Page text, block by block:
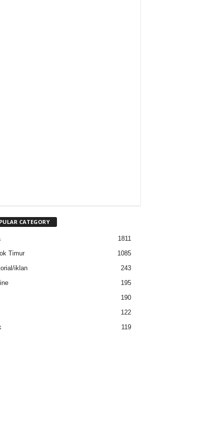
CATEGORY
1811
Timur
1085
iklan
243
195
190
122
119